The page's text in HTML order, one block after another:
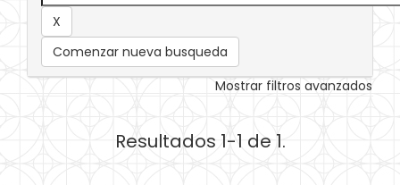
Comenzar nueva busqueda
Mostrar filtros avanzados
Resultados 1-1 de 1.